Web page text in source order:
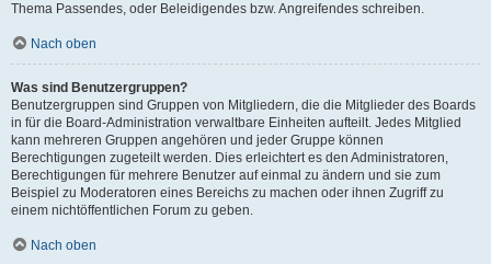
Thema Passendes, oder Beleidigendes bzw. Angreifendes schreiben.
Nach oben
Was sind Benutzergruppen?
Benutzergruppen sind Gruppen von Mitgliedern, die die Mitglieder des Boards
in für die Board-Administration verwaltbare Einheiten aufteilt. Jedes Mitglied
kann mehreren Gruppen angehören und jeder Gruppe können
Berechtigungen zugeteilt werden. Dies erleichtert es den Administratoren,
Berechtigungen für mehrere Benutzer auf einmal zu ändern und sie zum
Beispiel zu Moderatoren eines Bereichs zu machen oder ihnen Zugriff zu
einem nichtöffentlichen Forum zu geben.
Nach oben